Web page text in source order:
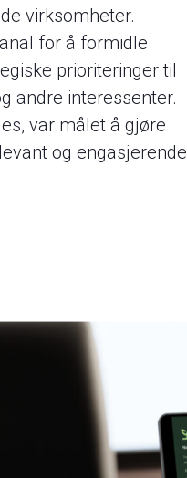
virksomheter.
for å formidle
prioriteringer til
andre interessenter.
var målet å gjøre
og engasjerende